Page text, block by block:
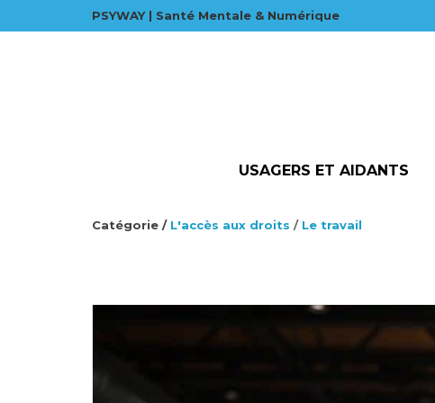
PSYWAY | Santé Mentale & Numérique
USAGERS ET AIDANTS
Catégorie / L'accès aux droits / Le travail